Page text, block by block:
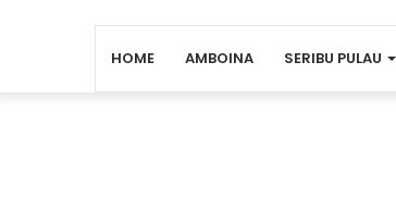
HOME AMBOINA SERIBU PULAU